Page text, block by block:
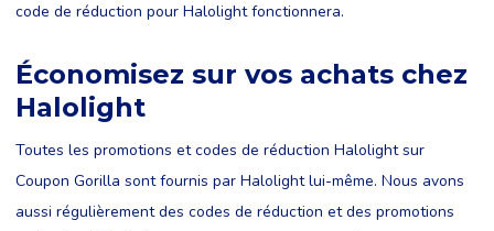
code de réduction pour Halolight fonctionnera.
Économisez sur vos achats chez
Halolight
Toutes les promotions et codes de réduction Halolight sur
Coupon Gorilla sont fournis par Halolight lui-même. Nous avons
aussi régulièrement des codes de réduction et des promotions